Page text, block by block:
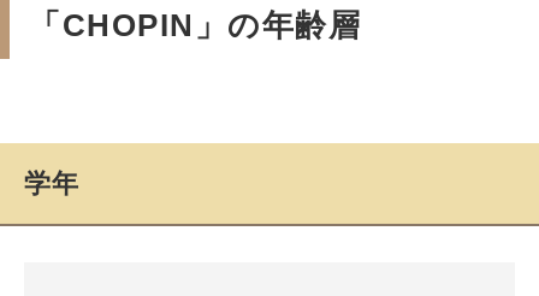
「CHOPIN」の年齢層
学年